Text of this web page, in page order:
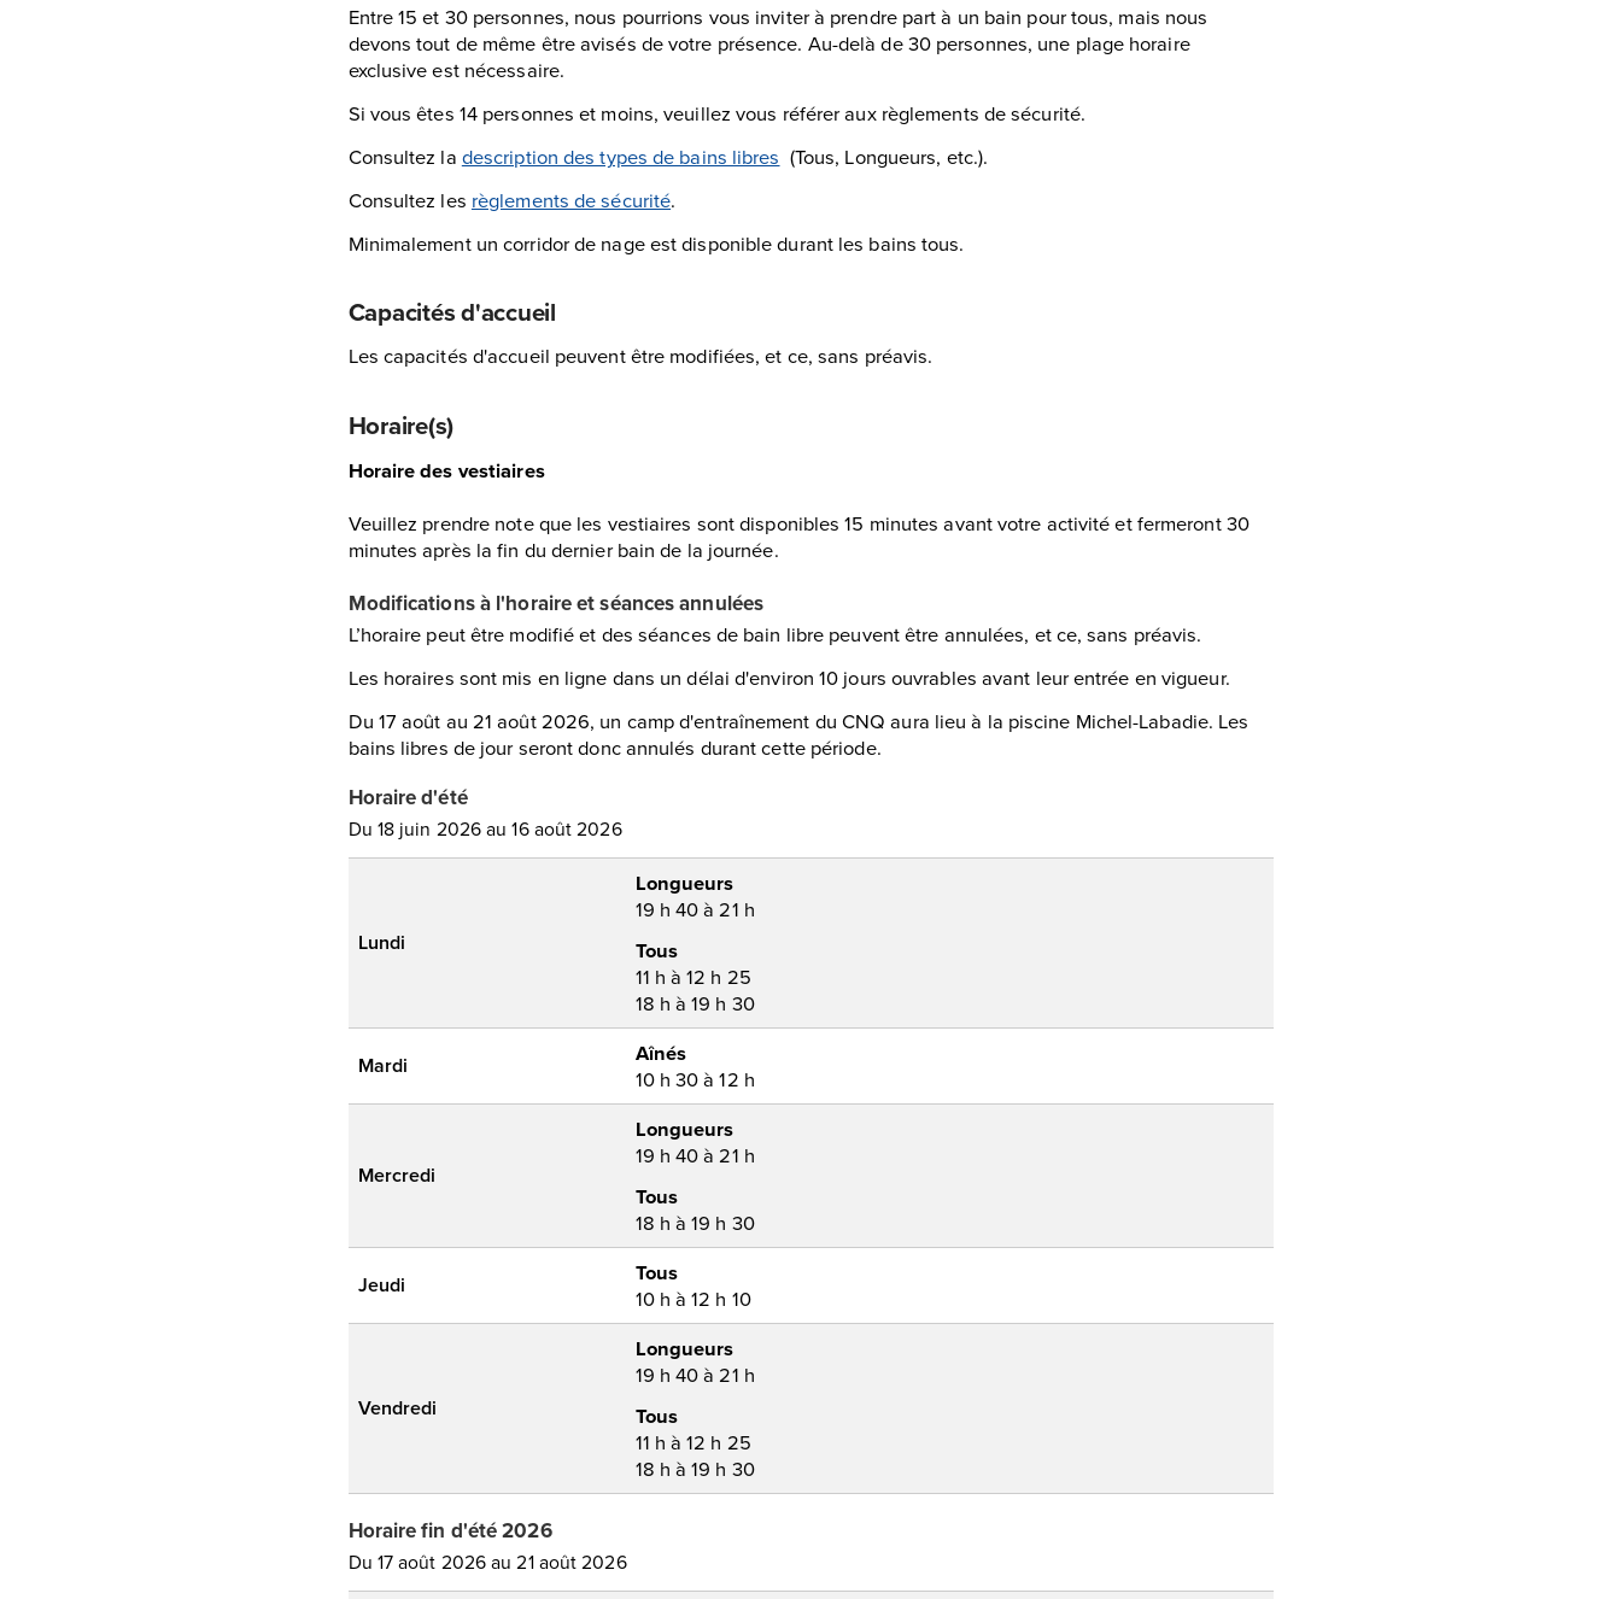
Entre 15 et 30 personnes, nous pourrions vous inviter à prendre part à un bain pour tous, mais nous
devons tout de même être avisés de votre présence. Au-delà de 30 personnes, une plage horaire
exclusive est nécessaire.
Si vous êtes 14 personnes et moins, veuillez vous référer aux règlements de sécurité.
Consultez la description des types de bains libres (Tous, Longueurs, etc.).
Consultez les règlements de sécurité.
Minimalement un corridor de nage est disponible durant les bains tous.
Capacités d'accueil
Les capacités d'accueil peuvent être modifiées, et ce, sans préavis.
Horaire(s)
Horaire des vestiaires
Veuillez prendre note que les vestiaires sont disponibles 15 minutes avant votre activité et fermeront 30
minutes après la fin du dernier bain de la journée.
Modifications à l'horaire et séances annulées
L’horaire peut être modifié et des séances de bain libre peuvent être annulées, et ce, sans préavis.
Les horaires sont mis en ligne dans un délai d'environ 10 jours ouvrables avant leur entrée en vigueur.
Du 17 août au 21 août 2026, un camp d'entraînement du CNQ aura lieu à la piscine Michel-Labadie. Les
bains libres de jour seront donc annulés durant cette période.
Horaire d'été
Du 18 juin 2026 au 16 août 2026
Lundi
Longueurs
19 h 40 à 21 h
Tous
11 h à 12 h 25
18 h à 19 h 30
Mardi Aînés
10 h 30 à 12 h
Mercredi
Longueurs
19 h 40 à 21 h
Tous
18 h à 19 h 30
Jeudi Tous
10 h à 12 h 10
Vendredi
Longueurs
19 h 40 à 21 h
Tous
11 h à 12 h 25
18 h à 19 h 30
Horaire fin d'été 2026
Du 17 août 2026 au 21 août 2026